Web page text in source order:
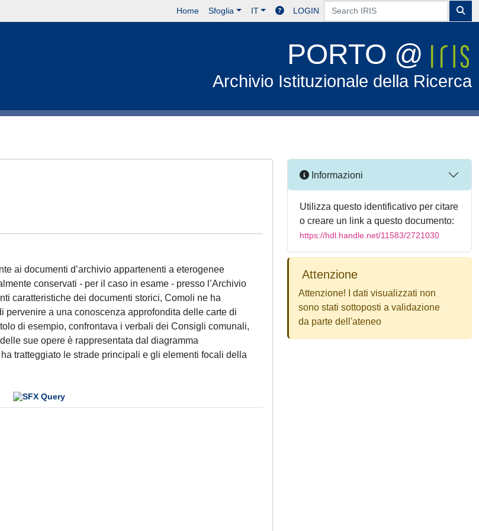
Home Sfoglia IT LOGIN
PORTO @
Archivio Istituzionale della Ricerca
ai documenti d’archivio appartenenti a eterogenee
conservati - per il caso in esame - presso l’Archivio
caratteristiche dei documenti storici, Comoli ne ha
a una conoscenza approfondita delle carte di
di esempio, confrontava i verbali dei Consigli comunali,
sue opere è rappresentata dal diagramma
tratteggiato le strade principali e gli elementi focali della
Informazioni
Utilizza questo identificativo per citare
o creare un link a questo documento:
https://hdl.handle.net/11583/2721030
Attenzione
Attenzione! I dati visualizzati non
sono stati sottoposti a validazione
da parte dell'ateneo